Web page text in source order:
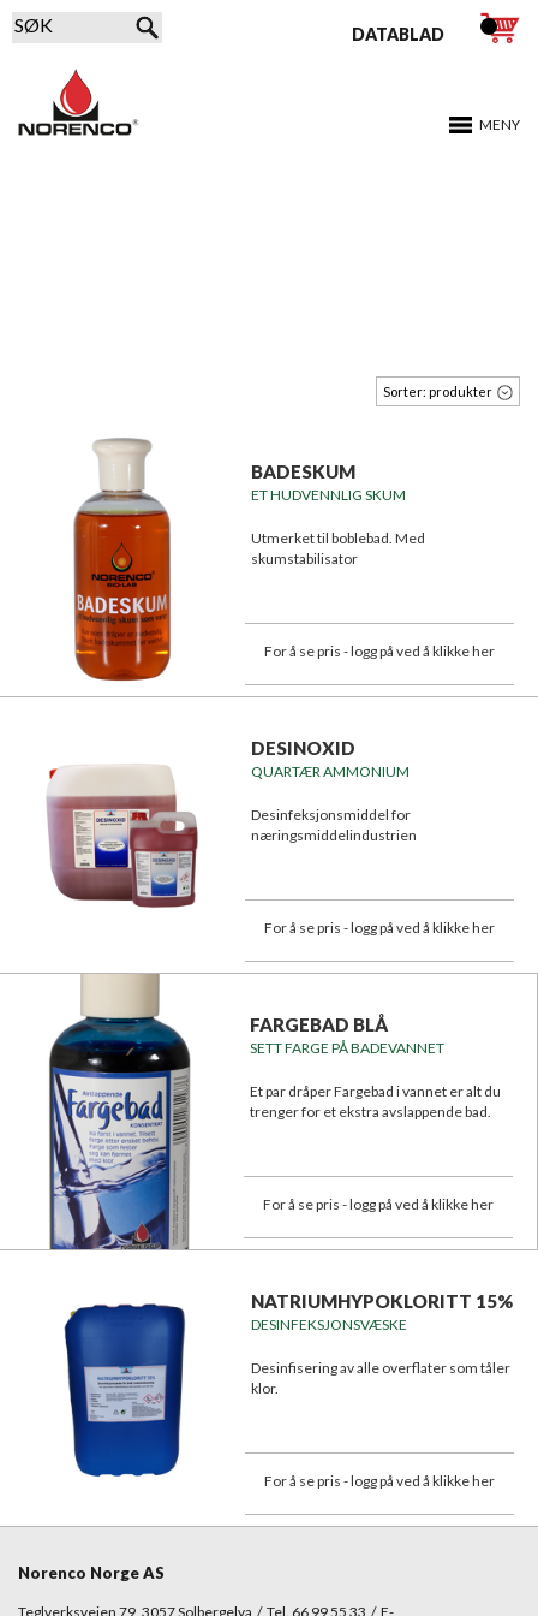
MENY
DATABLAD
Sorter: produkter
BADESKUM
ET HUDVENNLIG SKUM
Utmerket til boblebad. Med
skumstabilisator
For å se pris - logg på ved å klikke her
DESINOXID
QUARTÆR AMMONIUM
Desinfeksjonsmiddel for
næringsmiddelindustrien
For å se pris - logg på ved å klikke her
FARGEBAD BLÅ
SETT FARGE PÅ BADEVANNET
Et par dråper Fargebad i vannet er alt du
trenger for et ekstra avslappende bad.
For å se pris - logg på ved å klikke her
NATRIUMHYPOKLORITT 15%
DESINFEKSJONSVÆSKE
Desinfisering av alle overflater som tåler
klor.
For å se pris - logg på ved å klikke her
Norenco Norge AS
Teglverksveien 79, 3057 Solbergelva / Tel. 66 99 55 33 / E-